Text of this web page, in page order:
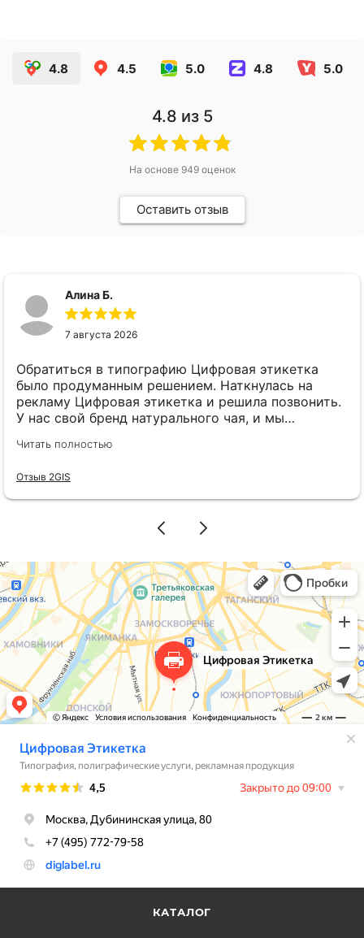
4.8 4.5 5.0 4.8 5.0
4.8 из 5
На основе 949оценок
Оставить отзыв
Алина Б.
7 августа 2026
Обратиться в типографию Цифровая этикетка
было продуманным решением. Наткнулась на
рекламу Цифровая этикетка и решила позвонить.
У нас свой бренд натурального чая, и мы
Боялись, что печатать 5 разных этикеток (хоть
ощутимую сумму. Сразу при первом же звонке
менеджер Елена всё подробно и понятно
одинаковый, можно использовать хоть 5, хоть 10
прямо спасло. Стоимость вышла вполне
приемлемая. В итоге выкатили всю линейку
новинок сразу, ничего не откладывая. Этикетки
получились очень красивыми и качественными,
наши клиенты уже делают комплименты. Спасибо
за работу!
Читать полностью
Отзыв 2GIS
КАТАЛОГ